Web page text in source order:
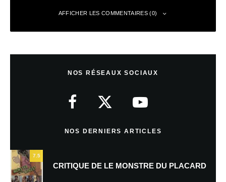
AFFICHER LES COMMENTAIRES (0)
NOS RÉSEAUX SOCIAUX
NOS DERNIERS ARTICLES
7.5
CRITIQUE DE LE MONSTRE DU PLACARD